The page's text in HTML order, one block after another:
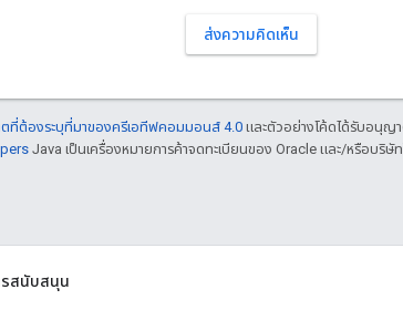
ส่งความคิดเห็น
ที่ต้องระบุที่มาของครีเอทีฟคอมมอนส์ 4.0 และตัวอย่างโค้ดได้รับอนุญา
Java เป็นเครื่องหมายการค้าจดทะเบียนของ Oracle และ/หรือบริษัท
รสนับสนุน